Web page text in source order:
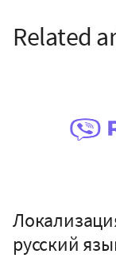
Related
русский